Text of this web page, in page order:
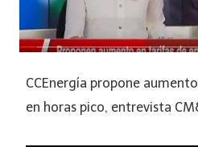
CCEnergía propone
en horas pico, entrevista